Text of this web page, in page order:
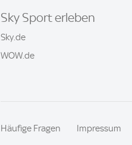
Sky Sport erleben
Sky.de
WOW.de
Häufige Fragen Impressum